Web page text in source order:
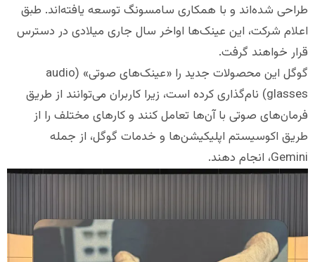
طراحی شده‌اند و با همکاری سامسونگ توسعه یافته‌اند. طبق
اعلام شرکت، این عینک‌ها اواخر سال جاری میلادی در دسترس
قرار خواهند گرفت.
گوگل این محصولات جدید را «عینک‌های صوتی» (audio
glasses) نام‌گذاری کرده است، زیرا کاربران می‌توانند از طریق
فرمان‌های صوتی با آن‌ها تعامل کنند و کارهای مختلف را از
طریق اکوسیستم اپلیکیشن‌ها و خدمات گوگل، از جمله
Gemini، انجام دهند.